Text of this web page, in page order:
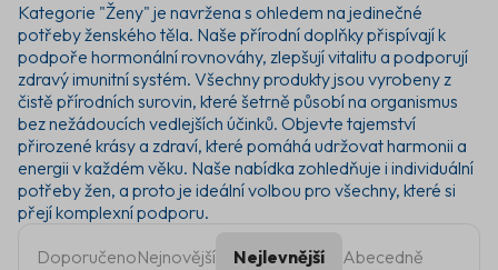
Kategorie "Ženy" je navržena s ohledem na jedinečné
potřeby ženského těla. Naše přírodní doplňky přispívají k
podpoře hormonální rovnováhy, zlepšují vitalitu a podporují
zdravý imunitní systém. Všechny produkty jsou vyrobeny z
čistě přírodních surovin, které šetrně působí na organismus
bez nežádoucích vedlejších účinků. Objevte tajemství
přirozené krásy a zdraví, které pomáhá udržovat harmonii a
energii v každém věku. Naše nabídka zohledňuje i individuální
potřeby žen, a proto je ideální volbou pro všechny, které si
přejí komplexní podporu.
DoporučenoNejnovější Nejlevnější Abecedně